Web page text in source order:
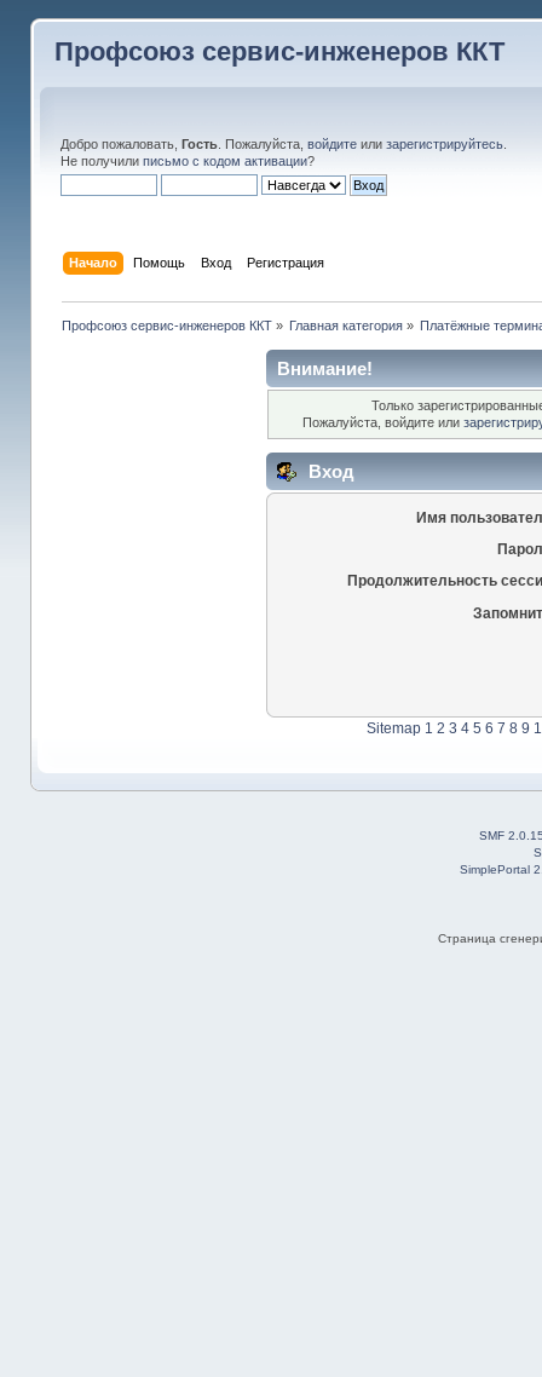
Профсоюз сервис-инженеров ККТ
Добро пожаловать, Гость. Пожалуйста, войдитеили зарегистрируйтесь.
Не получили письмо с кодом активации?
Начало Помощь Вход Регистрация
Профсоюз сервис-инженеров ККТ» Главная категория » Платёжные
Внимание!
Только
Пожалуйста, войдите или
Вход
Имя
Продолжительность
Sitemap 1 2 3 4 5 6 7 8 9
SMF
SimplePortal
Страница